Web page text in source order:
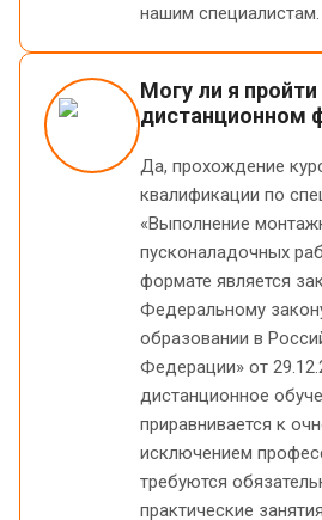
нашим специалистам.
Могу ли я
дистанционном
Да, прохождение
квалификации по
«Выполнение
пусконаладочных
формате является
Федеральному
образовании в
Федерации» от
дистанционное
приравнивается к
исключением
требуются
практические